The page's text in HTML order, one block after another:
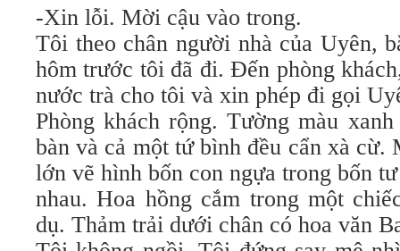
-Xin lỗi. Mời cậu vào trong.
Tôi theo chân người nhà của Uyên,
hôm trước tôi đã đi. Đến phòng
nước trà cho tôi và xin phép đi gọi
Phòng khách rộng. Tường màu
bàn và cả một tứ bình đều cẩn xà cừ.
lớn vẽ hình bốn con ngựa trong bốn
nhau. Hoa hồng cắm trong một
dụ. Thảm trải dưới chân có hoa văn